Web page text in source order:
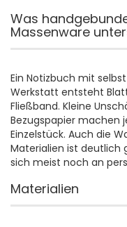
Was
Massenware
Ein Notizbuch mit
Werkstatt entsteht
Fließband. Kleine
Bezugspapier machen
Einzelstück. Auch die
Materialien ist deutlich
sich meist noch an
Materialien